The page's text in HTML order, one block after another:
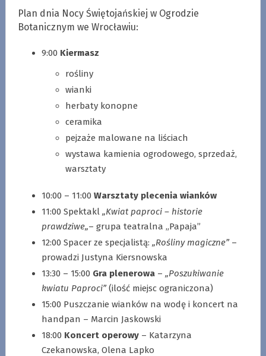
Plan dnia Nocy Świętojańskiej w Ogrodzie
Botanicznym we Wrocławiu:
9:00 Kiermasz
rośliny
wianki
herbaty konopne
ceramika
pejzaże malowane na liściach
wystawa kamienia ogrodowego, sprzedaż,
warsztaty
10:00 – 11:00 Warsztaty plecenia wianków
11:00 Spektakl „Kwiat paproci – historie
prawdziwe„– grupa teatralna „Papaja”
12:00 Spacer ze specjalistą: „Rośliny magiczne”–
prowadzi Justyna Kiersnowska
13:30 – 15:00 Gra plenerowa– „Poszukiwanie
kwiatu Paproci”(ilość miejsc ograniczona)
15:00 Puszczanie wianków na wodę i koncert na
handpan – Marcin Jaskowski
18:00 Koncert operowy– Katarzyna
Czekanowska, Olena Lapko